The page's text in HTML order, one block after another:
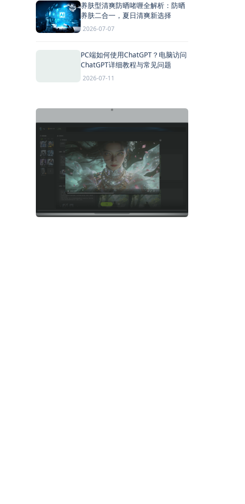
养肤型清爽防晒啫喱全解析：防晒
养肤二合一，夏日清爽新选择
2026-07-07
PC端如何使用ChatGPT？电脑访问
ChatGPT详细教程与常见问题
2026-07-11